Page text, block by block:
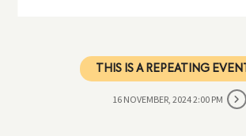
THIS IS A REPEATING EVENT
16 NOVEMBER, 2024 2:00 PM